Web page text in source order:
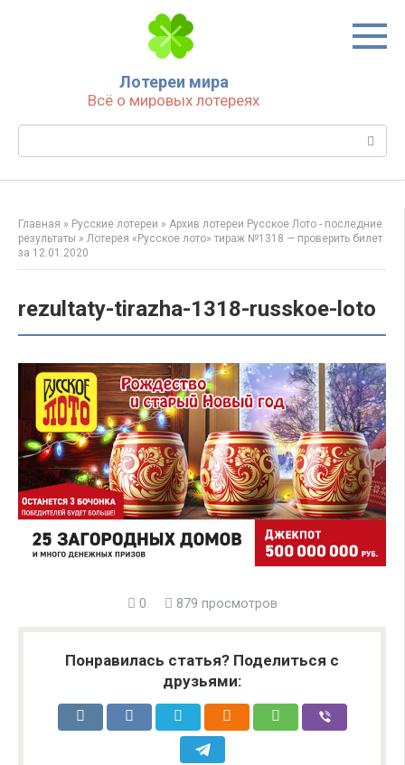
Лотереи мира
Всё о мировых лотереях
Поиск:
Главная » Русские лотереи » Архив лотереи Русское Лото - последние
результаты » Лотерея «Русское лото» тираж №1318 — проверить билет
за 12.01.2020
rezultaty-tirazha-1318-russkoe-loto
0 879 просмотров
Понравилась статья? Поделиться с
друзьями: